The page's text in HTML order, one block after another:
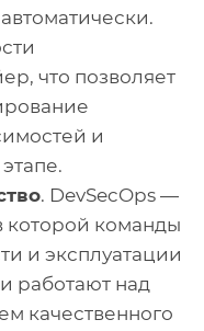
что позволяет
и
. DevSecOps —
которой команды
и эксплуатации
работают над
качественного